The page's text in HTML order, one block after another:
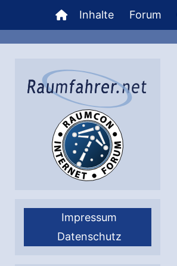
Inhalt
springen
Inhalte Forum
Impressum
Datenschutz